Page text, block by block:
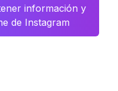
información y
de Instagram